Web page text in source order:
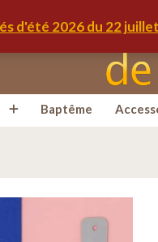
d'été 2026 du 22
Baptême